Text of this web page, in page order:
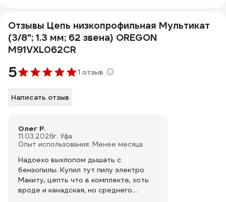
Отзывы Цепь низкопрофильная Мультикат
(3/8"; 1.3 мм; 62 звена) OREGON
M91VXL062CR
5 1 отзыв
Написать отзыв
Олег Р.
11.03.2026г. Уфа
Опыт использования: Менее месяца
Надоехо выхлопом дышать с
бензопилы. Купил тут пилу электро
Макиту, цепть что в комплекте, хоть
вроде и канадская, но среднего